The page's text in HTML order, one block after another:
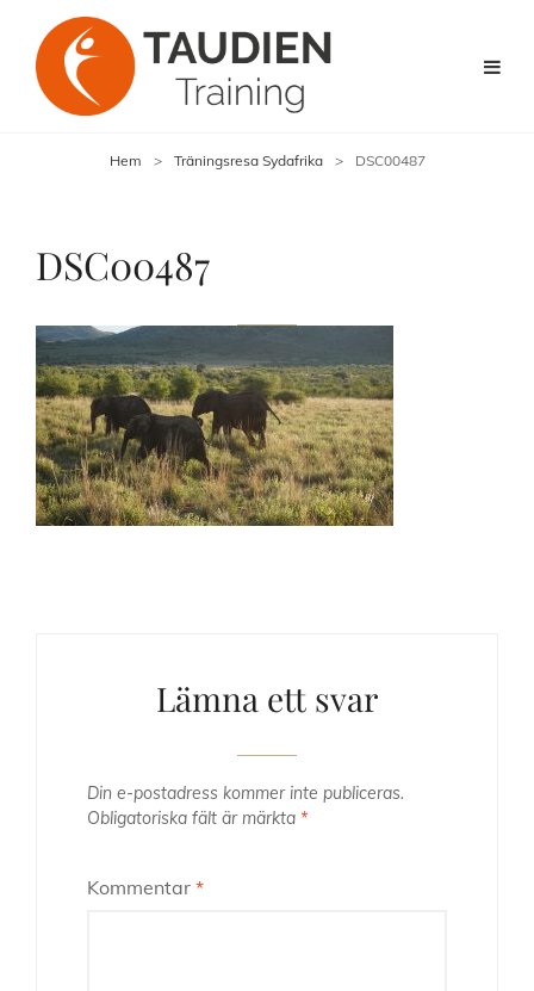
Hem > Träningsresa Sydafrika > DSC00487
DSC00487
Lämna ett svar
Din e-postadress kommer inte publiceras.
Obligatoriska fält är märkta *
Kommentar *